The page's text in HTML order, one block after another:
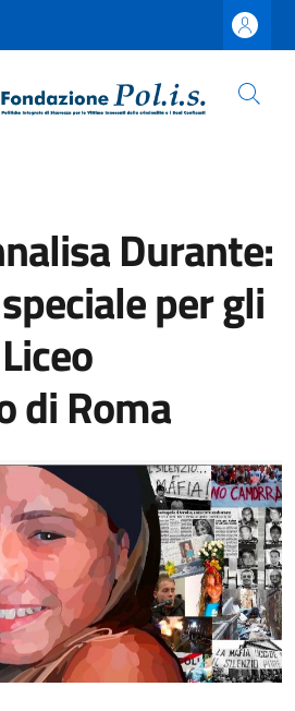
Durante:
per gli
di Roma